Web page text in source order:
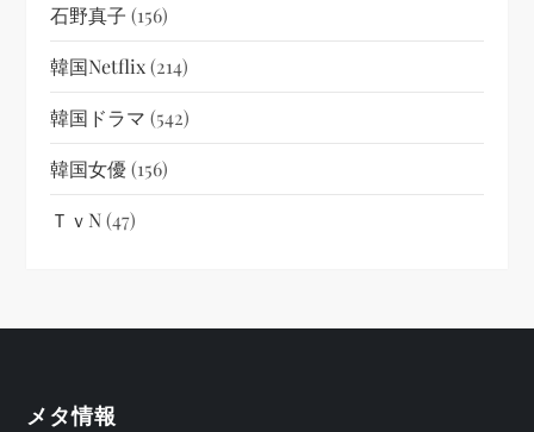
石野真子 (156)
韓国netflix(214)
韓国ドラマ (542)
韓国女優(156)
ＴｖN(47)
メタ情報